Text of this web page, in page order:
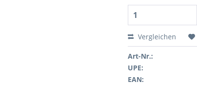
Vergleichen
Art-Nr.:
UPE:
EAN: